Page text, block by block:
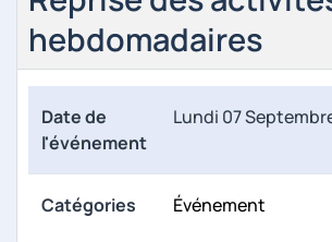
hebdomadaires
Date de
l'événement
Lundi 07
Catégories Événement